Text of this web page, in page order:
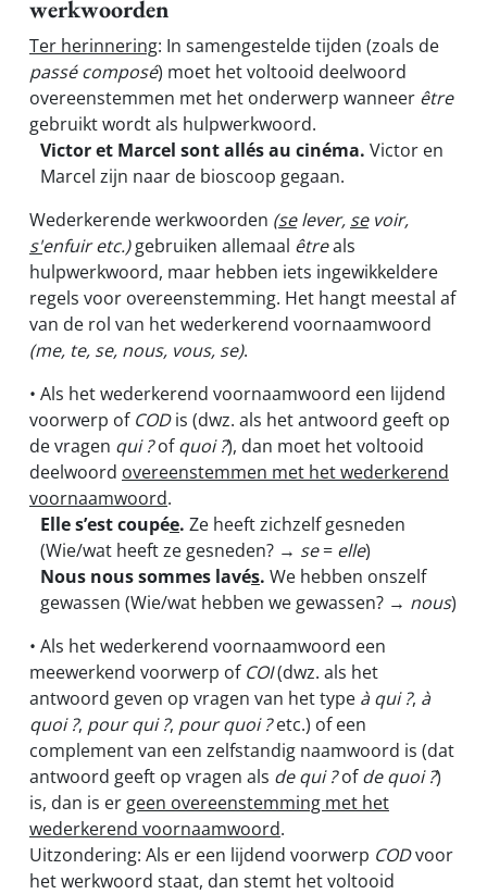
werkwoorden
Ter herinnering: In samengestelde tijden (zoals de
passé composé) moet het voltooid deelwoord
overeenstemmen met het onderwerp wanneer être
gebruikt wordt als hulpwerkwoord.
Victor et Marcel sont allés au cinéma. Victor en
Marcel zijn naar de bioscoop gegaan.
Wederkerende werkwoorden (selever, sevoir,
s'enfuir etc.)gebruiken allemaal êtreals
hulpwerkwoord, maar hebben iets ingewikkeldere
regels voor overeenstemming. Het hangt meestal af
van de rol van het wederkerend voornaamwoord
(me, te, se, nous, vous, se).
• Als het wederkerend voornaamwoord een lijdend
voorwerp of CODis (dwz. als het antwoord geeft op
de vragen qui ?ofquoi ?), dan moet het voltooid
deelwoord overeenstemmen met het wederkerend
voornaamwoord.
Elle s’est coupée. Ze heeft zichzelf gesneden
(Wie/wat heeft ze gesneden? → se= elle)
Nous nous sommes lavés. We hebben onszelf
gewassen (Wie/wat hebben we gewassen? → nous)
• Als het wederkerend voornaamwoord een
meewerkend voorwerp of COI(dwz. als het
antwoord geven op vragen van het type à qui ?, à
quoi ?, pour qui ?, pour quoi ?etc.) of een
complement van een zelfstandig naamwoord is (dat
antwoord geeft op vragen als de qui ?ofde quoi ?)
is, dan is er geen overeenstemming met het
wederkerend voornaamwoord.
Uitzondering: Als er een lijdend voorwerp CODvoor
het werkwoord staat, dan stemt het voltooid